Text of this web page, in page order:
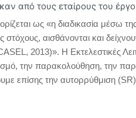
από τους εταίρους του
ως «η διαδικασία μέσω της
αισθάνονται και
2013)». Η Εκτελεστικές
την παρακολούθηση, την
επίσης την αυτορρύθμιση